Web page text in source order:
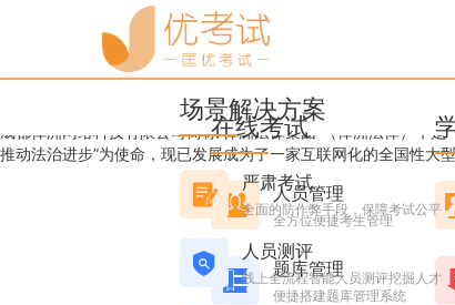
在线考试
人员管理
全方位便捷考生管理
题库管理
便捷搭建题库管理系统
场景解决方案
严肃考试
全面的防作弊手段，保障考试公平
人员测评
线上全流程智能人员测评挖掘人才
优案例|全国性大型综合
2024年6月06日 星期四 16:42 阅读 8381
成都律洲网络科技有限公司简称“律洲法律集团”（律洲法律），
推动法治进步”为使命，现已发展成为了一家互联网化的全国性大